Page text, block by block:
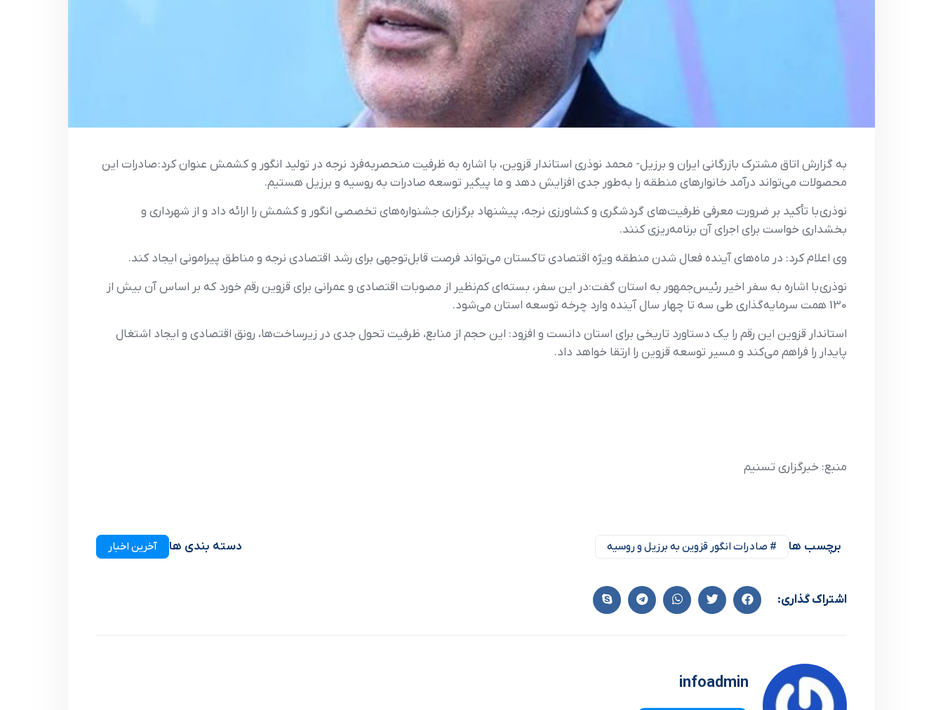
به گزارش اتاق مشترک بازرگانی ایران و برزیل- محمد نوذری استاندار قزوین، با اشاره به ظرفیت منحصربه‌فرد نرجه در تولید انگور و کشمش عنوان کرد: صادرات این
محصولات می‌تواند درآمد خانوارهای منطقه را به‌طور جدی افزایش دهد و ما پیگیر توسعه صادرات به روسیه و برزیل هستیم.
نوذری با تأکید بر ضرورت معرفی ظرفیت‌های گردشگری و کشاورزی نرجه، پیشنهاد برگزاری جشنواره‌های تخصصی انگور و کشمش را ارائه داد و از شهرداری و
بخشداری خواست برای اجرای آن برنامه‌ریزی کنند.
وی اعلام کرد: در ماه‌های آینده فعال شدن منطقه ویژه اقتصادی تاکستان می‌تواند فرصت قابل‌توجهی برای رشد اقتصادی نرجه و مناطق پیرامونی ایجاد کند.
نوذری با اشاره به سفر اخیر رئیس‌جمهور به استان گفت:در این سفر، بسته‌ای کم‌نظیر از مصوبات اقتصادی و عمرانی برای قزوین رقم خورد که بر اساس آن بیش از
130 همت سرمایه‌گذاری طی سه تا چهار سال آینده وارد چرخه توسعه استان می‌شود.
استاندار قزوین این رقم را یک دستاورد تاریخی برای استان دانست و افزود: این حجم از منابع، ظرفیت تحول جدی در زیرساخت‌ها، رونق اقتصادی و ایجاد اشتغال
پایدار را فراهم می‌کند و مسیر توسعه قزوین را ارتقا خواهد داد.
منبع: خبرگزاری تسنیم
برچسب ها # صادرات انگور قزوین به برزیل و روسیه دسته بندی ها آخرین اخبار
اشتراک گذاری:
infoadmin